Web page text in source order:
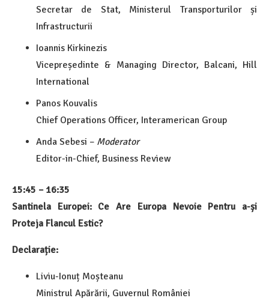
Secretar de Stat, Ministerul Transporturilor și
Infrastructurii
Ioannis Kirkinezis
Vicepreședinte & Managing Director, Balcani, Hill
International
Panos Kouvalis
Chief Operations Officer, Interamerican Group
Anda Sebesi – Moderator
Editor-in-Chief, Business Review
15:45 – 16:35
Santinela Europei: Ce Are Europa Nevoie Pentru a-și
Proteja Flancul Estic?
Declarație:
Liviu-Ionuț Moșteanu
Ministrul Apărării, Guvernul României